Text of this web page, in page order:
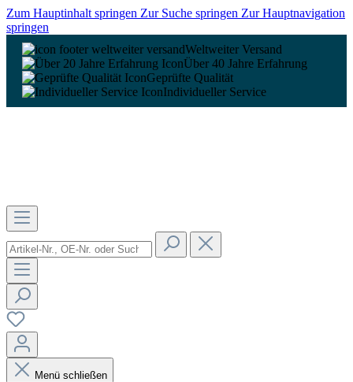
Zum Hauptinhalt springen Zur Suche springen Zur Hauptnavigation
springen
Weltweiter Versand
Über 40 Jahre Erfahrung
Geprüfte Qualität
Individueller Service
Menü schließen